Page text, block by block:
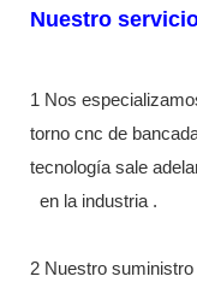
Nuestro
1 Nos
torno cnc de
tecnología sale
en la industria .
2 Nuestro suministro